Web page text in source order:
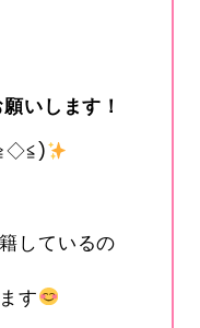
いします！
しているの
す